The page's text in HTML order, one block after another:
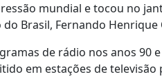
mundial e tocou no
Brasil, Fernando Henrique
de rádio nos anos 90
em estações de televisão